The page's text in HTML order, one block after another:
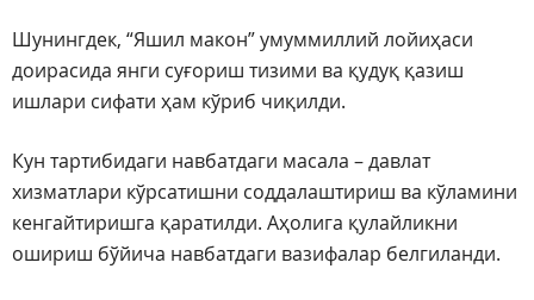
Шунингдек, “Яшил макон” умуммиллий лойиҳаси
доирасида янги суғориш тизими ва қудуқ қазиш
ишлари сифати ҳам кўриб чиқилди.
Кун тартибидаги навбатдаги масала – давлат
хизматлари кўрсатишни соддалаштириш ва кўламини
кенгайтиришга қаратилди. Аҳолига қулайликни
ошириш бўйича навбатдаги вазифалар белгиланди.